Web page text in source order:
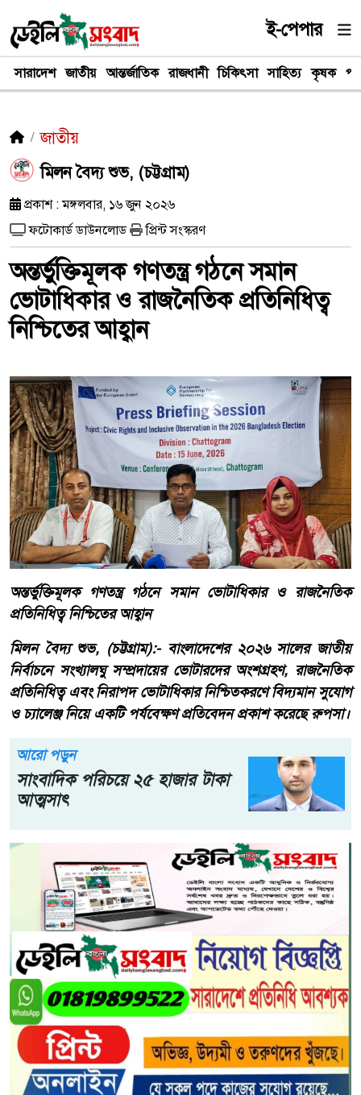
ই-পেপার
সারাদেশ জাতীয় আন্তর্জাতিক রাজধানী চিকিৎসা সাহিত্য কৃষক
জাতীয়
মিলন বৈদ্য শুভ, (চট্টগ্রাম)
প্রকাশ : মঙ্গলবার, ১৬ জুন ২০২৬
ফটোকার্ড ডাউনলোড
প্রিন্ট সংস্করণ
অন্তর্ভুক্তিমূলক গণতন্ত্র গঠনে সমান
ভোটাধিকার ও রাজনৈতিক প্রতিনিধিত্ব
নিশ্চিতের আহ্বান
অন্তর্ভুক্তিমূলক গণতন্ত্র গঠনে সমান ভোটাধিকার ও রাজনৈতিক
প্রতিনিধিত্ব নিশ্চিতের আহ্বান
মিলন বৈদ্য শুভ, (চট্টগ্রাম):- বাংলাদেশের ২০২৬ সালের জাতীয়
নির্বাচনে সংখ্যালঘু সম্প্রদায়ের ভোটারদের অংশগ্রহণ, রাজনৈতিক
প্রতিনিধিত্ব এবং নিরাপদ ভোটাধিকার নিশ্চিতকরণে বিদ্যমান সুযোগ
ও চ্যালেঞ্জ নিয়ে একটি পর্যবেক্ষণ প্রতিবেদন প্রকাশ করেছে রুপসা।
আরো পড়ুন
সাংবাদিক পরিচয়ে ২৫ হাজার টাকা
আত্মসাৎ